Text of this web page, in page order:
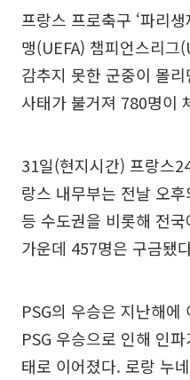
프랑스 프로축구 ‘파리
맹(UEFA) 챔피언스리그
감추지 못한 군중이 몰리
사태가 불거져 780명이
31일(현지시간) 프랑스
랑스 내무부는 전날 오
등 수도권을 비롯해 전
가운데 457명은 구금됐
PSG의 우승은 지난해
PSG 우승으로 인해 인
태로 이어졌다. 로랑 누